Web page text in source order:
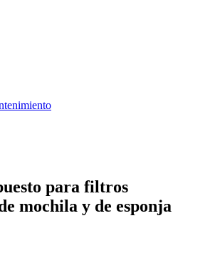
para filtros
mochila y de esponja